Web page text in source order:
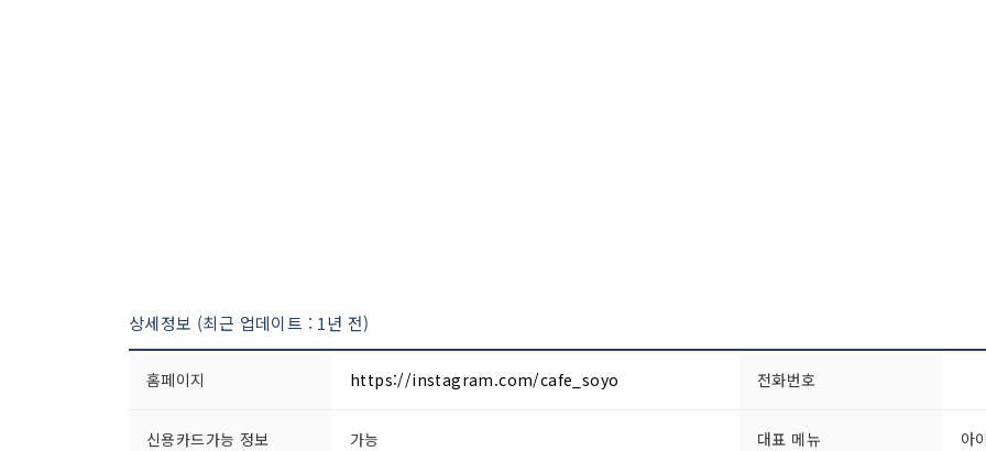
상세정보 (최근 업데이트 : 1년 전)
홈페이지 https://instagram.com/cafe_soyo 전화번호
신용카드가능 정보 가능 대표 메뉴 아